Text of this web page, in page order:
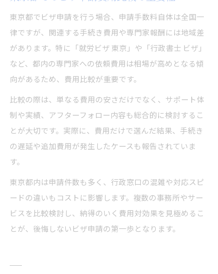
東京都でビザ申請を行う場合、申請手数料自体は全国一
律ですが、関連する手続き費用や専門家報酬には地域差
があります。特に「就労ビザ 東京」や「行政書士 ビザ」
など、都内の専門家への依頼費用は相場が高めとなる傾
向があるため、費用比較が重要です。
比較の際は、単なる費用の安さだけでなく、サポート体
制や実績、アフターフォロー内容も総合的に検討するこ
とが大切です。実際に、費用だけで選んだ結果、手続き
の遅延や追加費用が発生したケースも報告されていま
す。
東京都内は申請件数も多く、行政窓口の混雑や対応スピ
ードの違いもコストに影響します。複数の事務所やサー
ビスを比較検討し、納得のいく費用対効果を見極めるこ
とが、後悔しないビザ申請の第一歩となります。